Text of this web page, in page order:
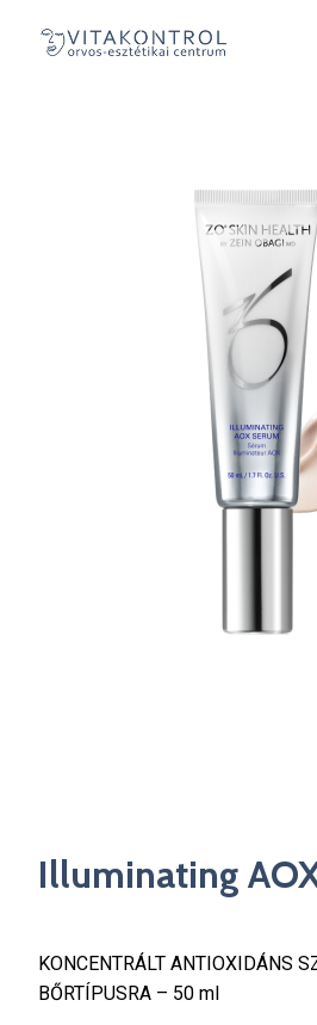
Illuminating
KONCENTRÁLT ANTIOXIDÁNS
BŐRTÍPUSRA – 50 ml